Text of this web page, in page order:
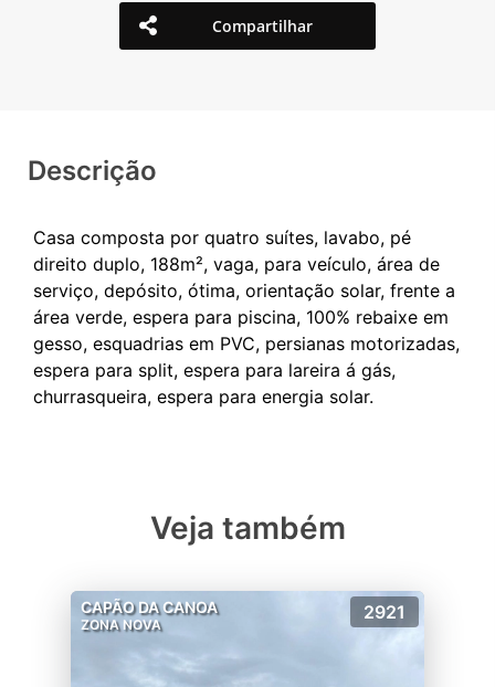
Compartilhar
Descrição
Casa composta por quatro suítes, lavabo, pé
direito duplo, 188m², vaga, para veículo, área de
serviço, depósito, ótima, orientação solar, frente a
área verde, espera para piscina, 100% rebaixe em
gesso, esquadrias em PVC, persianas motorizadas,
espera para split, espera para lareira á gás,
Veja também
CAPÃO DA CANOA
ZONA NOVA
2921